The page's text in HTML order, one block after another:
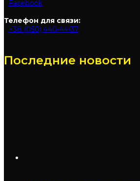
Facebook
Телефон для связи:
+38 (050) 440-44-37
Последние новости